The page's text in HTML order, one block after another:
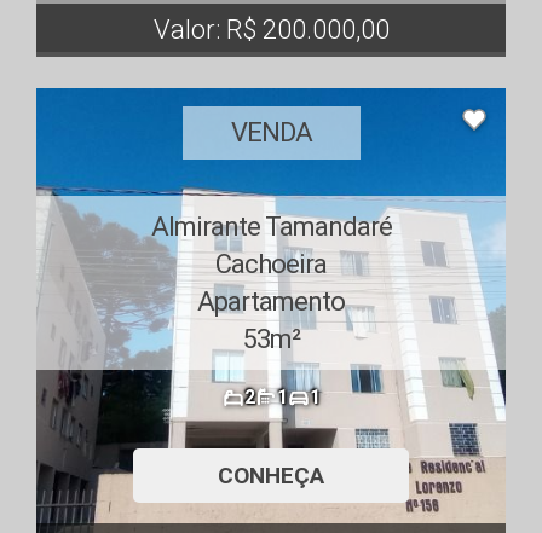
Valor: R$ 200.000,00
VENDA
Almirante Tamandaré
Cachoeira
Apartamento
53m²
2 1 1
CONHEÇA